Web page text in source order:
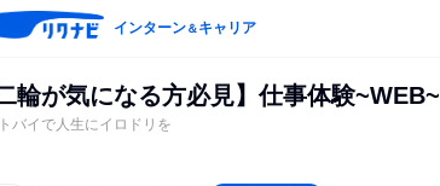
インターン＆キャリア
二輪が気になる方必見】仕事体験~WEB~
バイで人生にイロドリを